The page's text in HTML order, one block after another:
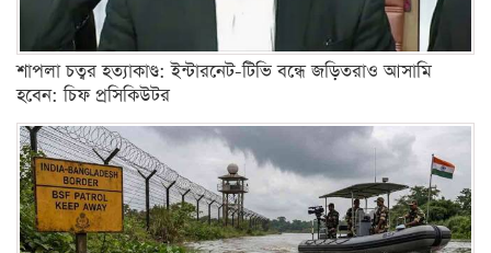
শাপলা চত্বর হত্যাকাণ্ড: ইন্টারনেট-টিভি বন্ধে জড়িতরাও আসামি
হবেন: চিফ প্রসিকিউটর